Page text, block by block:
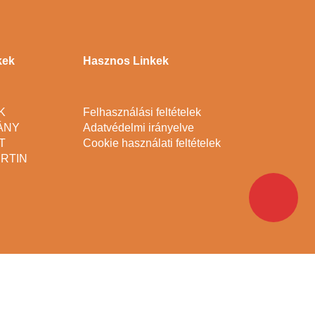
Hasznos Linkek
Felhasználási feltételek
Adatvédelmi irányelve
Cookie használati feltételek